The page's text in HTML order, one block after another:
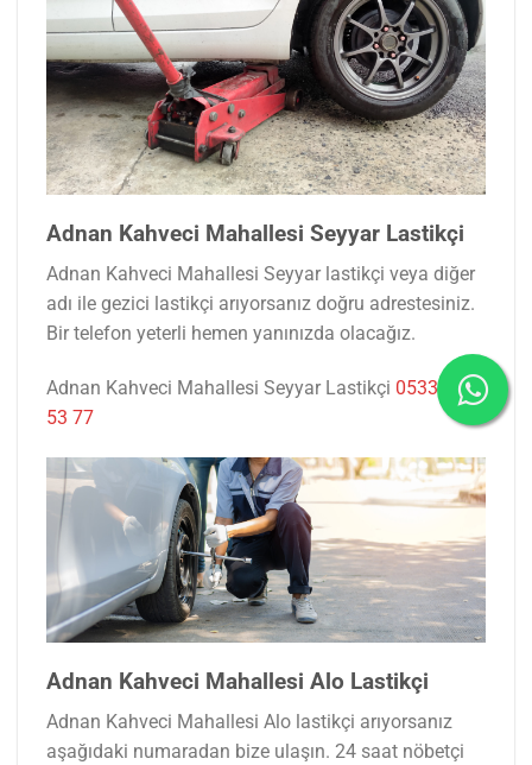
Adnan Kahveci Mahallesi Seyyar Lastikçi
Adnan Kahveci Mahallesi Seyyar lastikçi veya diğer
adı ile gezici lastikçi arıyorsanız doğru adrestesiniz.
Bir telefon yeterli hemen yanınızda olacağız.
Adnan Kahveci Mahallesi Seyyar Lastikçi 0533 047
53 77
Adnan Kahveci Mahallesi Alo Lastikçi
Adnan Kahveci Mahallesi Alo lastikçi arıyorsanız
aşağıdaki numaradan bize ulaşın. 24 saat nöbetçi